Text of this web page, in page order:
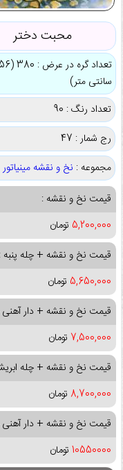
محبت دختر
تعداد گره در
سانتی متر)
تعداد رنگ : 90
رج شمار : 47
مجموعه : نخ و نقشه مینیاتور
قیمت نخ و نقشه :
5,200,000 تومان
قیمت نخ و نقشه + چله پنبه :
5,650,000 تومان
قیمت نخ و نقشه + دار
7,500,000 تومان
قیمت نخ و نقشه + چله
8,700,000 تومان
قیمت نخ و نقشه + دار
10550000 تومان